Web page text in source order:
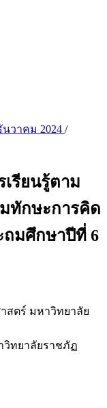
วาคม 2024 /
รียนรู้ตาม
ทักษะการคิด
ถมศึกษาปีที่ 6
สตร์ มหาวิทยาลัย
ทยาลัยราชภัฏ